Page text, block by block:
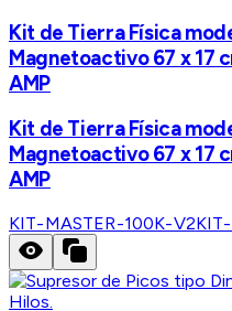
Kit de Tierra Física
Magnetoactivo 67 x 17
AMP
Kit de Tierra Física
Magnetoactivo 67 x 17
AMP
KIT-MASTER-100K-V2